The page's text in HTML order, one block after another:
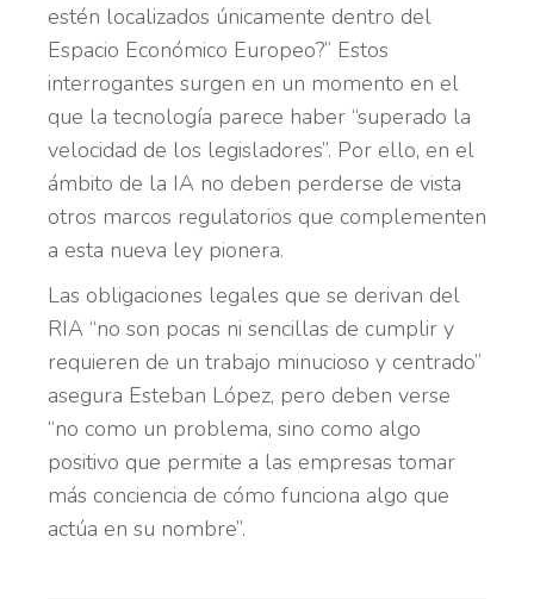
estén localizados únicamente dentro del
Espacio Económico Europeo?” Estos
interrogantes surgen en un momento en el
que la tecnología parece haber “superado la
velocidad de los legisladores”. Por ello, en el
ámbito de la IA no deben perderse de vista
otros marcos regulatorios que complementen
a esta nueva ley pionera.
Las obligaciones legales que se derivan del
RIA “no son pocas ni sencillas de cumplir y
requieren de un trabajo minucioso y centrado”
asegura Esteban López, pero deben verse
“no como un problema, sino como algo
positivo que permite a las empresas tomar
más conciencia de cómo funciona algo que
actúa en su nombre”.